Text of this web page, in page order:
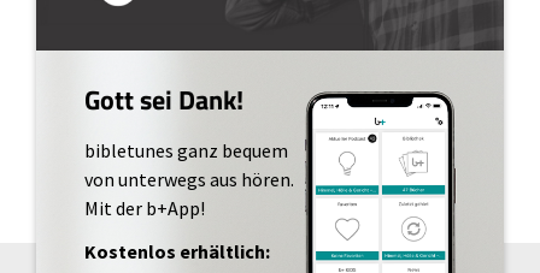
Gott sei Dank!
bibletunes ganz bequem
von unterwegs aus hören.
Mit der b+App!
Kostenlos erhältlich: